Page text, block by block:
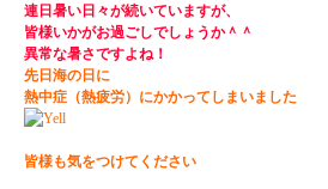
連日暑い日々が続いていますが、
皆様いかがお過ごしでしょうか＾＾
異常な暑さですよね！
先日海の日に
熱中症（熱疲労）にかかってしまいました
皆様も気をつけてください